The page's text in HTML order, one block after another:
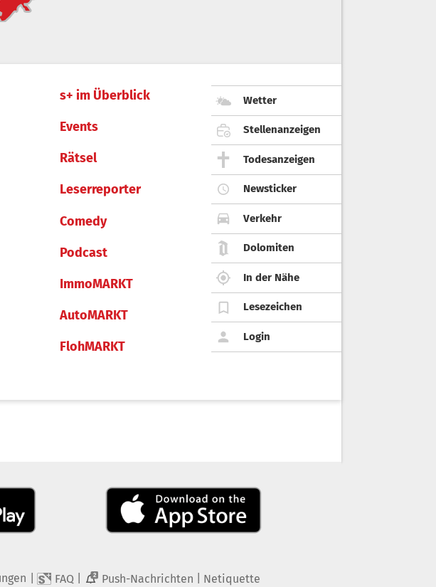
s+ im Überblick
Events
Rätsel
Leserreporter
Comedy
Podcast
ImmoMARKT
AutoMARKT
FlohMARKT
Wetter
Stellenanzeigen
Todesanzeigen
Newsticker
Verkehr
Dolomiten
In der Nähe
Lesezeichen
Login
FAQ 2 Push-Nachrichten Netiquette